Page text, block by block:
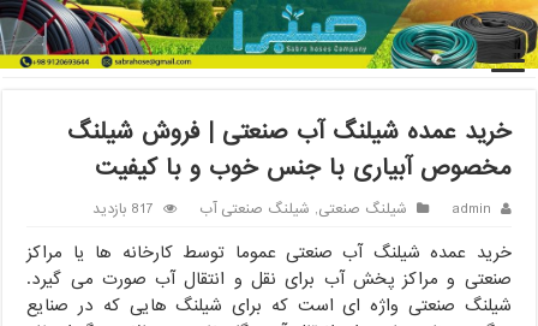
خانه / شیلنگ صنعتی / خرید عمده شیلنگ آب صنعتی | فروش شیلنگ
مخصوص آبیاری با جنس خوب و با کیفیت
خرید عمده شیلنگ آب صنعتی | فروش شیلنگ
مخصوص آبیاری با جنس خوب و با کیفیت
admin شیلنگ صنعتی, شیلنگ صنعتی آب 817 بازدید
خرید عمده شیلنگ آب صنعتی عموما توسط کارخانه ها یا مراکز
صنعتی و مراکز پخش آب برای نقل و انتقال آب صورت می گیرد.
شیلنگ صنعتی واژه ای است که برای شیلنگ هایی که در صنایع